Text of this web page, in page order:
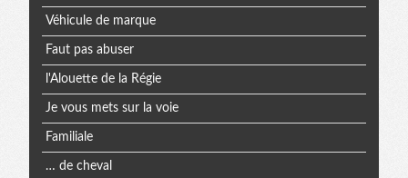
Véhicule de marque
Faut pas abuser
l'Alouette de la Régie
Je vous mets sur la voie
Familiale
… de cheval